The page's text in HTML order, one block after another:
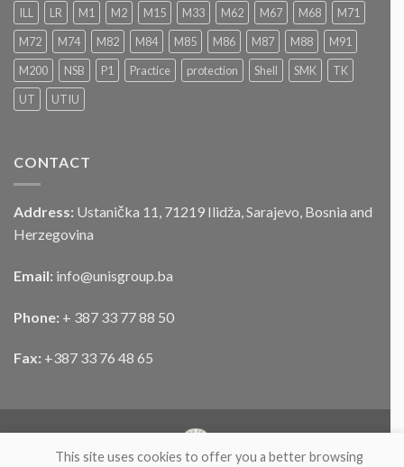
–
LICITACIJA“
Za
prodaju
službenog
motornog
ILL
LR M1 M2 M15 M33 M62 M67 M68
M71
M72
M74 M82 M84 M85 M86 M87 M88
M91
M200
NSB P1 Practice protection Shell SMK
TK
UT
UTIU
CONTACT
Address: Ustanička 11, 71219 Ilidža, Sarajevo, Bosnia and
Herzegovina
Email: info@unisgroup.ba
Phone: + 387 33 77 88 50
Fax: +387 33 76 48 65
This site uses cookies to offer you a better browsing